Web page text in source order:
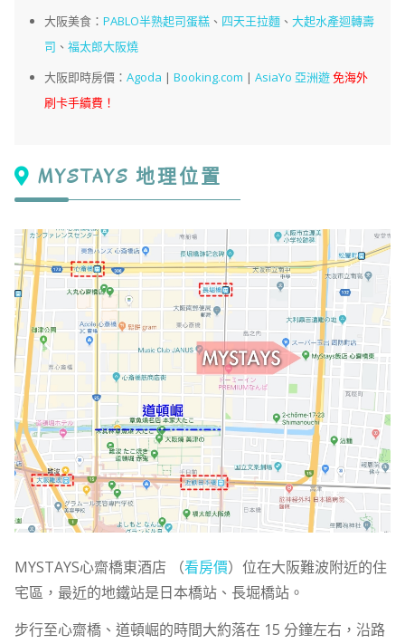
大阪美食： PABLO半熟起司蛋糕、 四天王拉麵、 大起水產迴轉壽
司 、 福太郎大阪燒
大阪即時房價： Agoda | Booking.com | AsiaYo 亞洲遊免海外
刷卡手續費！
MYSTAYS 地理位置
MYSTAYS心齋橋東酒店 （看房價）位在大阪難波附近的住
宅區，最近的地鐵站是日本橋站、長堀橋站。
步行至心齋橋、道頓崛的時間大約落在 15 分鐘左右，沿路